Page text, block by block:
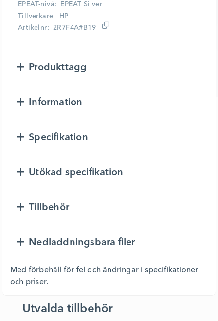
EPEAT-nivå
EPEAT Silver
Tillverkare
HP
Artikelnr
2R7F4A#B19
Produkttagg
Information
Specifikation
Utökad specifikation
Tillbehör
Nedladdningsbara filer
Med förbehåll för fel och ändringar i specifikationer
och priser.
Utvalda tillbehör